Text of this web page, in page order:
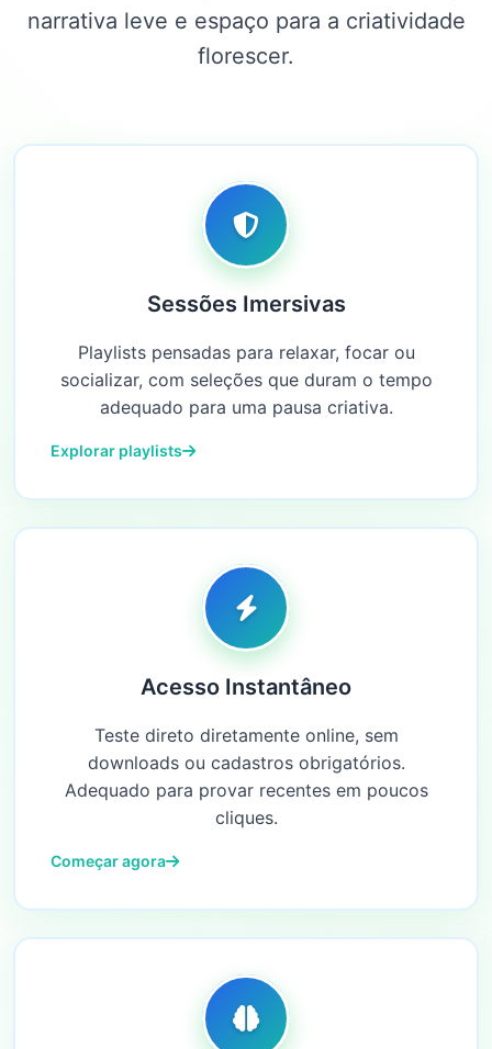
narrativa leve e espaço para a criatividade
florescer.
Sessões Imersivas
Playlists pensadas para relaxar, focar ou
socializar, com seleções que duram o tempo
adequado para uma pausa criativa.
Explorar playlists
Acesso Instantâneo
Teste direto diretamente online, sem
downloads ou cadastros obrigatórios.
Adequado para provar recentes em poucos
cliques.
Começar agora